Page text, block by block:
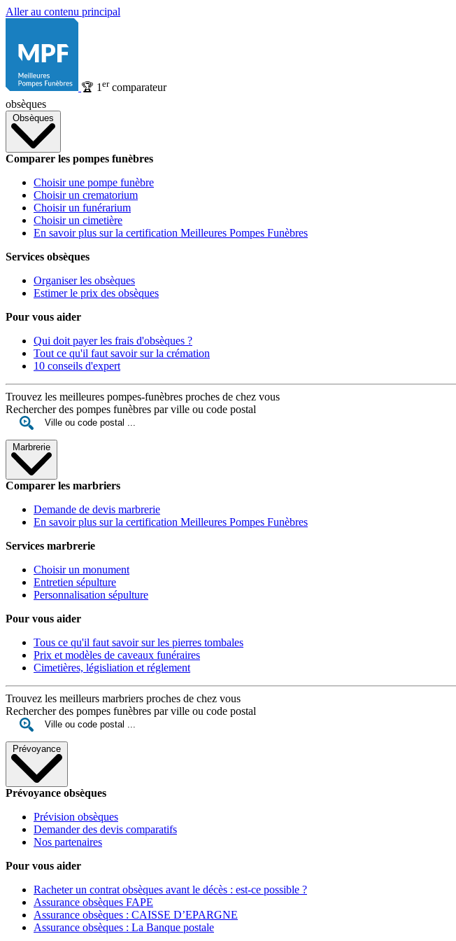
Aller au contenu principal
🏆 1 ercomparateur
obsèques
Obsèques
Comparer les pompes funèbres
Choisir une pompe funèbre
Choisir un crematorium
Choisir un funérarium
Choisir un cimetière
En savoir plus sur la certification Meilleures Pompes Funèbres
Services obsèques
Organiser les obsèques
Estimer le prix des obsèques
Pour vous aider
Qui doit payer les frais d'obsèques ?
Tout ce qu'il faut savoir sur la crémation
10 conseils d'expert
Trouvez les meilleures pompes-funèbres proches de chez vous
Rechercher des pompes funèbres par ville ou code postal
Marbrerie
Comparer les marbriers
Demande de devis marbrerie
En savoir plus sur la certification Meilleures Pompes Funèbres
Services marbrerie
Choisir un monument
Entretien sépulture
Personnalisation sépulture
Pour vous aider
Tous ce qu'il faut savoir sur les pierres tombales
Prix et modèles de caveaux funéraires
Cimetières, législiation et réglement
Trouvez les meilleurs marbriers proches de chez vous
Rechercher des pompes funèbres par ville ou code postal
Prévoyance
Prévoyance obsèques
Prévision obsèques
Demander des devis comparatifs
Nos partenaires
Pour vous aider
Racheter un contrat obsèques avant le décès : est-ce possible ?
Assurance obsèques FAPE
Assurance obsèques : CAISSE D’EPARGNE
Assurance obsèques : La Banque postale